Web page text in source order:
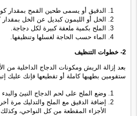
الدقيق أو يسمى طحين القمح بمقدار
الخل أو الليمون كبديل عن الخل
الملح بكمية ملعقة كبيرة لكل دجاجة.
الماء حسب الحاجة لغسلها وتنظيفها.
2- خطوات التنظيف
بعد إزالة الريش ومكونات الدجاج الداخلية من
ستقومين بطهيها كاملة أو تقطيعها فإنك عليك
وضع الملح على لحم الدجاج النيئ والبدء
إضافة الدقيق مع الملح والتدليك
الأجزاء المقطعة من كل النواحي،